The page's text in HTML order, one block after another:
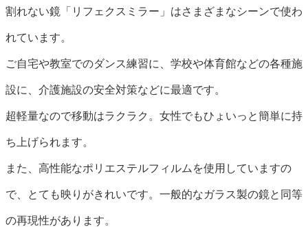
割れない鏡「リフェクスミラー」はさまざまなシーンで使わ
れています。
ご自宅や教室でのダンス練習に、学校や体育館などの各種施
設に、介護施設の安全対策などに最適です。
超軽量なので移動はラクラク。女性でもひょいっと簡単に持
ち上げられます。
また、高性能なポリエステルフィルムを使用していますの
で、とても映りがきれいです。一般的なガラス製の鏡と同等
の再現性があります。